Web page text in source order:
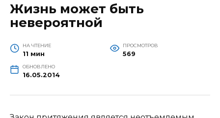
Жизнь может быть
невероятной
НА ЧТЕНИЕ
11 мин
ПРОСМОТРОВ
569
ОБНОВЛЕНО
16.05.2014